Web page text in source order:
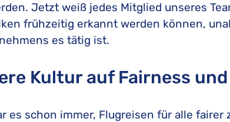
Jetzt weiß jedes Mitglied unseres
frühzeitig erkannt werden können,
es tätig ist.
Kultur auf Fairness
es schon immer, Flugreisen für alle fairer